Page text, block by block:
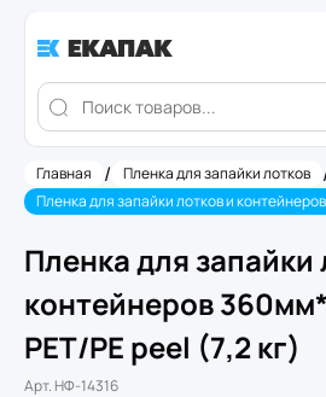
Главная / Пленка для запайки лотков
Пленка для запайки
контейнеров
PET/PE peel (7,2 кг)
Арт. НФ-14316